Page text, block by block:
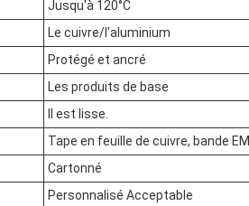
Jusqu'à 120°C
Le cuivre/l'aluminium
Protégé et ancré
Les produits de base
Il est lisse.
Tape en feuille de cuivre, bande EMI
Cartonné
Personnalisé Acceptable